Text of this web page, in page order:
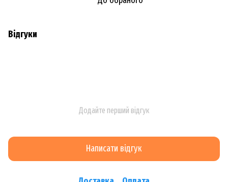
Відгуки
Додайте перший відгук
Написати відгук